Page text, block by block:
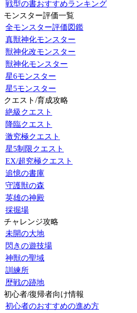
戦型の書おすすめランキング
モンスター評価一覧
全モンスター評価図鑑
真獣神化モンスター
獣神化改モンスター
獣神化モンスター
星6モンスター
星5モンスター
クエスト/育成攻略
絶級クエスト
降臨クエスト
激究極クエスト
星5制限クエスト
EX/超究極クエスト
追憶の書庫
守護獣の森
英雄の神殿
採掘場
チャレンジ攻略
未開の大地
閃きの遊技場
神獣の聖域
訓練所
歴戦の跡地
初心者/復帰者向け情報
初心者のおすすめの進め方